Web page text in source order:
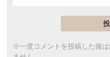
※一度コメントを投稿した後